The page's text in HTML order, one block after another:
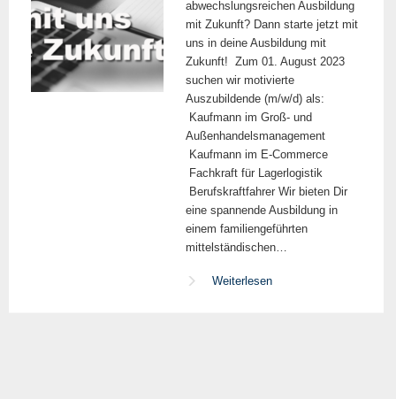
abwechslungsreichen Ausbildung
mit Zukunft? Dann starte jetzt mit
uns in deine Ausbildung mit
Zukunft! Zum 01. August 2023
suchen wir motivierte
Auszubildende (m/w/d) als:
Kaufmann im Groß- und
Außenhandelsmanagement
Kaufmann im E-Commerce
Fachkraft für Lagerlogistik
Berufskraftfahrer Wir bieten Dir
eine spannende Ausbildung in
einem familiengeführten
mittelständischen…
Weiterlesen